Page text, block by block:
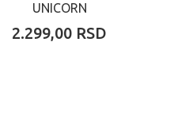
UNICORN
2.299,00 RSD